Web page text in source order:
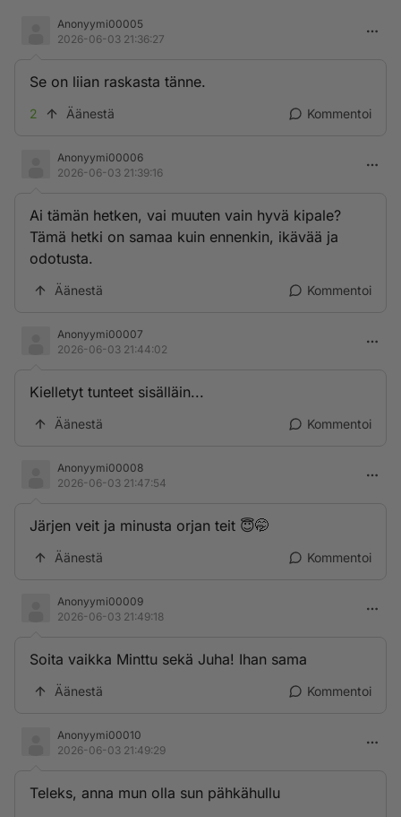
Anonyymi00005
2026-06-03 21:36:27
Se on liian raskasta tänne.
2 Äänestä Kommentoi
Anonyymi00006
2026-06-03 21:39:16
Ai tämän hetken, vai muuten vain hyvä kipale?
Tämä hetki on samaa kuin ennenkin, ikävää ja
odotusta.
Äänestä Kommentoi
Anonyymi00007
2026-06-03 21:44:02
Kielletyt tunteet sisälläin...
Äänestä Kommentoi
Anonyymi00008
2026-06-03 21:47:54
Järjen veit ja minusta orjan teit 😇🤭
Äänestä Kommentoi
Anonyymi00009
2026-06-03 21:49:18
Soita vaikka Minttu sekä Juha! Ihan sama
Äänestä Kommentoi
Anonyymi00010
2026-06-03 21:49:29
Teleks, anna mun olla sun pähkähullu